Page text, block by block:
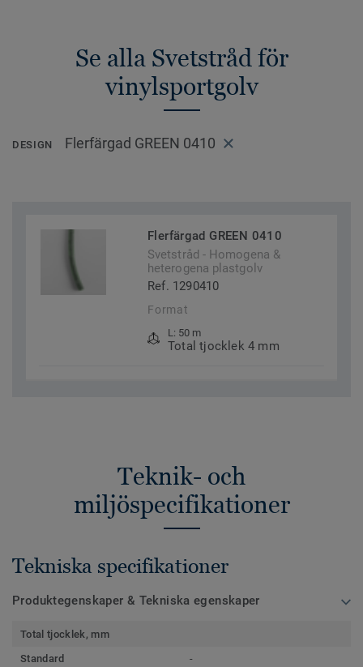
Se alla Svetstråd för
vinylsportgolv
DESIGN Flerfärgad GREEN 0410
Flerfärgad GREEN 0410
Svetstråd - Homogena &
heterogena plastgolv
Ref. 1290410
Format
L: 50 m
Total tjocklek 4 mm
Teknik- och
miljöspecifikationer
Tekniska specifikationer
Produktegenskaper & Tekniska egenskaper
Total tjocklek, mm
Standard
-